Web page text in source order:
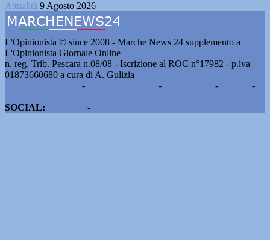
Attualità 9 Agosto 2026
L'Opinionista © since 2008 - Marche News 24 supplemento a
L'Opinionista Giornale Online
n. reg. Trib. Pescara n.08/08 - Iscrizione al ROC n°17982 - p.iva
01873660680 a cura di A. Gulizia
- - -
-
SOCIAL:
-